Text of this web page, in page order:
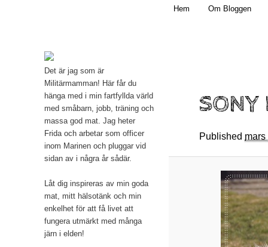
Mamma, militär och märkbart obekväm
Hem Om Bloggen
SONY
Published
Det är jag som är
Militärmamman! Här får du
hänga med i min fartfyllda värld
med småbarn, jobb, träning och
massa god mat. Jag heter
Frida och arbetar som officer
inom Marinen och pluggar vid
sidan av i några år sådär.
Låt dig inspireras av min goda
mat, mitt hälsotänk och min
enkelhet för att få livet att
fungera utmärkt med många
järn i elden!